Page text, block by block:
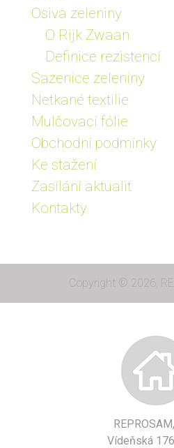
Osiva zeleniny
O Rijk Zwaan
Definice rezistencí
Sazenice zeleniny
Netkané textilie
Mulčovací fólie
Obchodní podmínky
Ke stažení
Zasílání aktualit
Kontakty
Copyright © 2026,
Vídeňská